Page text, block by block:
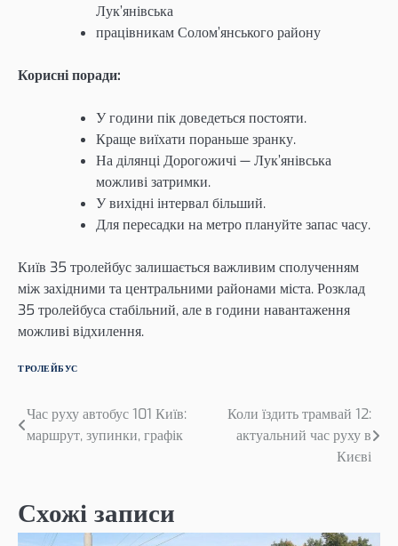
Лук’янівська
працівникам Солом’янського району
Корисні поради:
У години пік доведеться постояти.
Краще виїхати пораньше зранку.
На ділянці Дорогожичі — Лук’янівська
можливі затримки.
У вихідні інтервал більший.
Для пересадки на метро плануйте запас часу.
Київ 35 тролейбус залишається важливим сполученням
між західними та центральними районами міста. Розклад
35 тролейбуса стабільний, але в години навантаження
можливі відхилення.
ТРОЛЕЙБУС
Навігація
записів
Час руху автобус 101 Київ:
маршрут, зупинки, графік
Коли їздить трамвай 12:
актуальний час руху в
Києві
Схожі записи